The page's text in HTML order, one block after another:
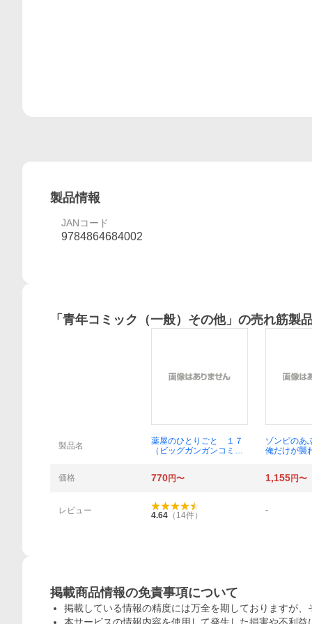
製品情報
JANコード
9784864684002
「 青年コミック（一般）その他」の売れ筋製
製品名
薬屋のひとりごと １７
（ビッグガンガンコミッ
綺／構成 しのとうこ／
ゾンビのあ
俺だけが
う） 増田
価格 770円〜 1,155円〜
レビュー
4.64 （ 14件） -
掲載商品情報の免責事項について
掲載している情報の精度には万全を期しておりますが